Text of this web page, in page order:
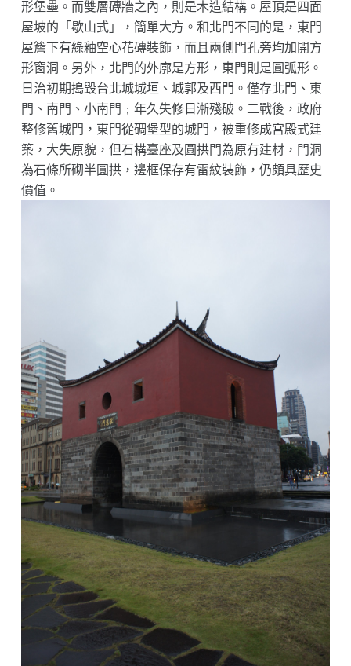
形堡壘。而雙層磚牆之內，則是木造結構。屋頂是四面
屋坡的「歇山式」，簡單大方。和北門不同的是，東門
屋簷下有綠釉空心花磚裝飾，而且兩側門孔旁均加開方
形窗洞。另外，北門的外廓是方形，東門則是圓弧形。
日治初期搗毀台北城城垣、城郭及西門。僅存北門、東
門、南門、小南門﹔年久失修日漸殘破。二戰後，政府
整修舊城門，東門從碉堡型的城門，被重修成宮殿式建
築，大失原貌，但石構臺座及圓拱門為原有建材，門洞
為石條所砌半圓拱，邊框保存有雷紋裝飾，仍頗具歷史
價值。